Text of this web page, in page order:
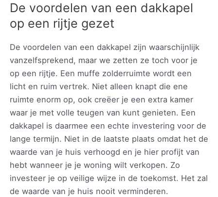
De voordelen van een dakkapel
op een rijtje gezet
De voordelen van een dakkapel zijn waarschijnlijk
vanzelfsprekend, maar we zetten ze toch voor je
op een rijtje. Een muffe zolderruimte wordt een
licht en ruim vertrek. Niet alleen knapt die ene
ruimte enorm op, ook creëer je een extra kamer
waar je met volle teugen van kunt genieten. Een
dakkapel is daarmee een echte investering voor de
lange termijn. Niet in de laatste plaats omdat het de
waarde van je huis verhoogd en je hier profijt van
hebt wanneer je je woning wilt verkopen. Zo
investeer je op veilige wijze in de toekomst. Het zal
de waarde van je huis nooit verminderen.